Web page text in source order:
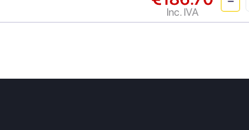
Inc. IVA